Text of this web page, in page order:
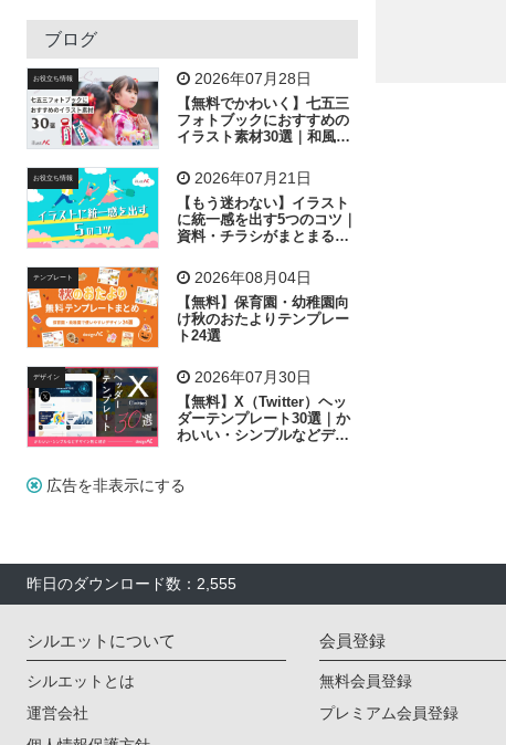
吹き出し
飛行機 グラフ ビル 魚 家族 書類
歩く 工場 会社 太陽 キラキラ
子供 作業員 相談 ピクトグラム
ブログ
お役立ち情報 2026年07月28日
【無料でかわいく】七五三
フォトブックにおすすめの
イラスト素材30選｜和風の
お役立ち情報 2026年07月21日
【もう迷わない】イラスト
に統一感を出す5つのコツ｜
資料・チラシがまとまるフ
テンプレート 2026年08月04日
【無料】保育園・幼稚園向
け秋のおたよりテンプレー
ト24選
デザイン 2026年07月30日
【無料】X（Twitter）ヘッ
ダーテンプレート30選｜か
わいい・シンプルなどデザ
広告を非表示にする
昨日のダウンロード数：2,555
シルエットについて
シルエットとは
運営会社
会員登録
無料会員登録
プレミアム会員登録